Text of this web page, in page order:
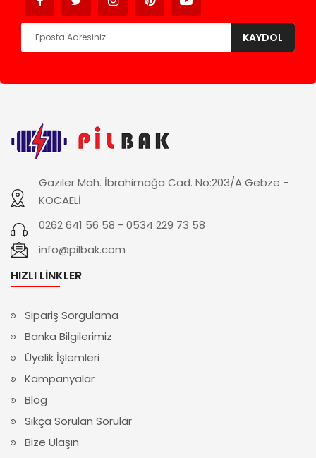
KAYDOL
Gaziler Mah. İbrahimağa Cad. No:203/A Gebze -
KOCAELİ
0262 641 56 58 - 0534 229 73 58
info@pilbak.com
HIZLI LINKLER
Sipariş Sorgulama
Banka Bilgilerimiz
Üyelik İşlemleri
Kampanyalar
Blog
Sıkça Sorulan Sorular
Bize Ulaşın